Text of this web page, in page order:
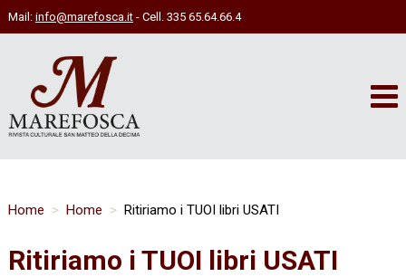
Mail: info@marefosca.it- Cell. 335 65.64.66.4
Home Home Ritiriamo i TUOI libri USATI
Ritiriamo i TUOI libri USATI